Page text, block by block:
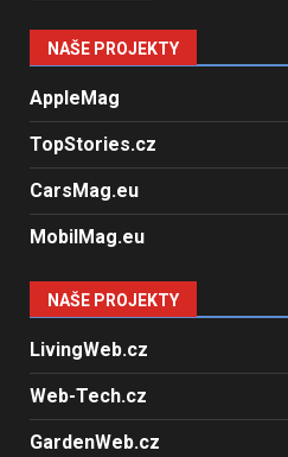
NAŠE PROJEKTY
AppleMag
TopStories.cz
CarsMag.eu
MobilMag.eu
NAŠE PROJEKTY
LivingWeb.cz
Web-Tech.cz
GardenWeb.cz